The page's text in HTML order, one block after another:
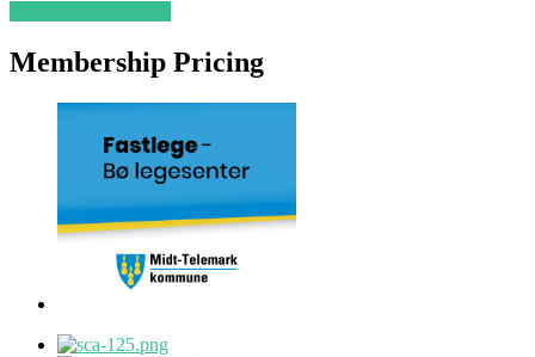
Membership Pricing